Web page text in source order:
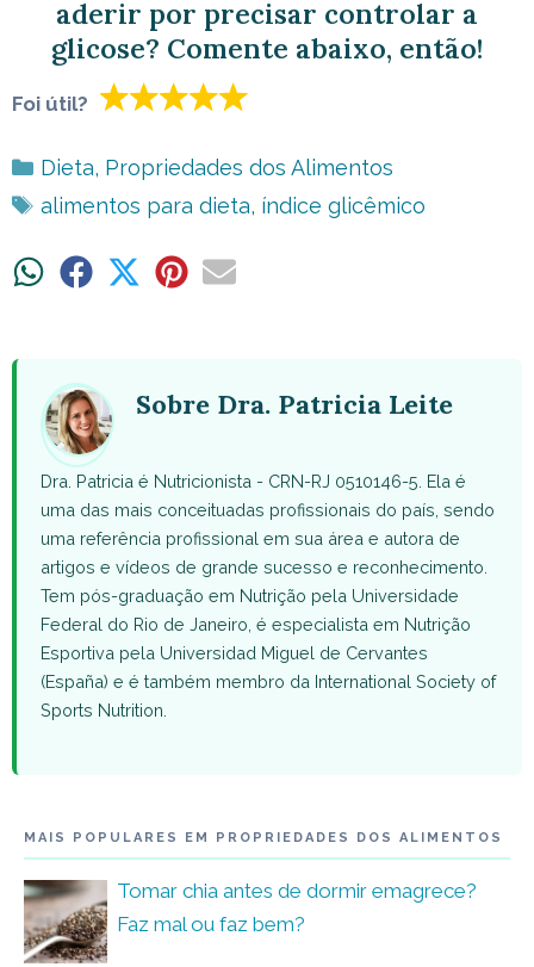
aderir por precisar controlar a
glicose? Comente abaixo, então!
Foi útil?
Categorias
Dieta, Propriedades dos Alimentos
Tags
alimentos para dieta, índice glicêmico
ShareShare ShareShareShare
Sobre Dra. Patricia Leite
Dra. Patricia é Nutricionista - CRN-RJ 0510146-5. Ela é
uma das mais conceituadas profissionais do país, sendo
uma referência profissional em sua área e autora de
artigos e vídeos de grande sucesso e reconhecimento.
Tem pós-graduação em Nutrição pela Universidade
Federal do Rio de Janeiro, é especialista em Nutrição
Esportiva pela Universidad Miguel de Cervantes
(España) e é também membro da International Society of
Sports Nutrition.
MAIS POPULARES EM PROPRIEDADES DOS ALIMENTOS
Tomar chia antes de dormir emagrece?
Faz mal ou faz bem?